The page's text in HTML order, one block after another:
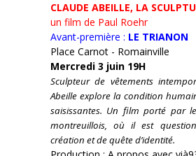
CLAUDE ABEILLE, LA
un film de Paul Roehr
Avant-première : LE TRIANON
Place Carnot - Romainville
Mercredi 3 juin 19H
Sculpteur de vêtements
Abeille explore la condition
saisissantes. Un film porté par
montreuillois, où il est
création et de quête d’identité.